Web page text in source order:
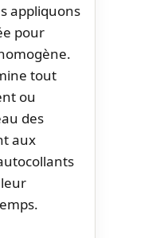
appliquons
pour
tout
ou
des
aux